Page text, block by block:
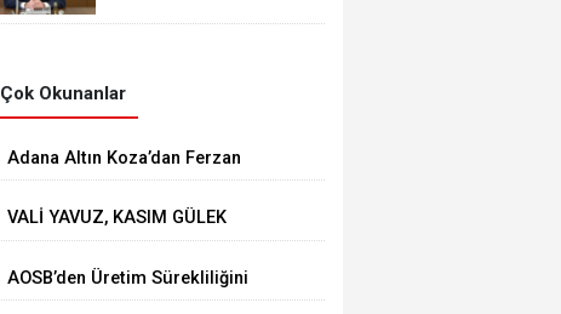
MESAJI
Çok Okunanlar
Adana Altın Koza’dan Ferzan
Ödülü
VALİ YAVUZ, KASIM GÜLEK
ÇALIŞMALARI İNCELEDİ
⁠AOSB’den Üretim Sürekliliğini